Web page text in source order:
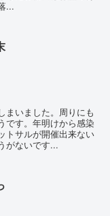
...
まいました。周りにも
です。年明けから感染
トサルが開催出来ない
がないです...